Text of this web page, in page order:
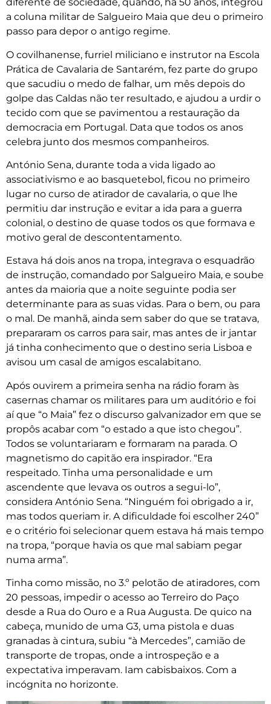
a coluna militar de Salgueiro Maia que deu o primeiro
passo para depor o antigo regime.
O covilhanense, furriel miliciano e instrutor na Escola
Prática de Cavalaria de Santarém, fez parte do grupo
que sacudiu o medo de falhar, um mês depois do
golpe das Caldas não ter resultado, e ajudou a urdir o
tecido com que se pavimentou a restauração da
democracia em Portugal. Data que todos os anos
celebra junto dos mesmos companheiros.
António Sena, durante toda a vida ligado ao
associativismo e ao basquetebol, ficou no primeiro
lugar no curso de atirador de cavalaria, o que lhe
permitiu dar instrução e evitar a ida para a guerra
colonial, o destino de quase todos os que formava e
motivo geral de descontentamento.
Estava há dois anos na tropa, integrava o esquadrão
de instrução, comandado por Salgueiro Maia, e soube
antes da maioria que a noite seguinte podia ser
determinante para as suas vidas. Para o bem, ou para
o mal. De manhã, ainda sem saber do que se tratava,
prepararam os carros para sair, mas antes de ir jantar
já tinha conhecimento que o destino seria Lisboa e
avisou um casal de amigos escalabitano.
Após ouvirem a primeira senha na rádio foram às
casernas chamar os militares para um auditório e foi
aí que “o Maia” fez o discurso galvanizador em que se
propôs acabar com “o estado a que isto chegou”.
Todos se voluntariaram e formaram na parada. O
magnetismo do capitão era inspirador. “Era
respeitado. Tinha uma personalidade e um
ascendente que levava os outros a segui-lo”,
considera António Sena. “Ninguém foi obrigado a ir,
mas todos queriam ir. A dificuldade foi escolher 240”
e o critério foi selecionar quem estava há mais tempo
na tropa, “porque havia os que mal sabiam pegar
numa arma”.
Tinha como missão, no 3.º pelotão de atiradores, com
20 pessoas, impedir o acesso ao Terreiro do Paço
desde a Rua do Ouro e a Rua Augusta. De quico na
cabeça, munido de uma G3, uma pistola e duas
granadas à cintura, subiu “à Mercedes”, camião de
transporte de tropas, onde a introspeção e a
expectativa imperavam. Iam cabisbaixos. Com a
incógnita no horizonte.